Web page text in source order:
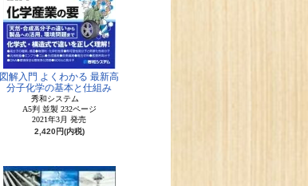
図解入門 よくわかる 最新高
分子化学の基本と仕組み
秀和システム
A5判 並製 232ページ
2021年3月 発売
2,420円(内税)